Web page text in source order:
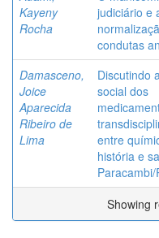
Kayeny
Rocha
judiciário e
condutas
Damasceno,
Joice
Aparecida
Ribeiro de
Lima
Discutindo
social dos
entre
história e
Paracambi/
Showing